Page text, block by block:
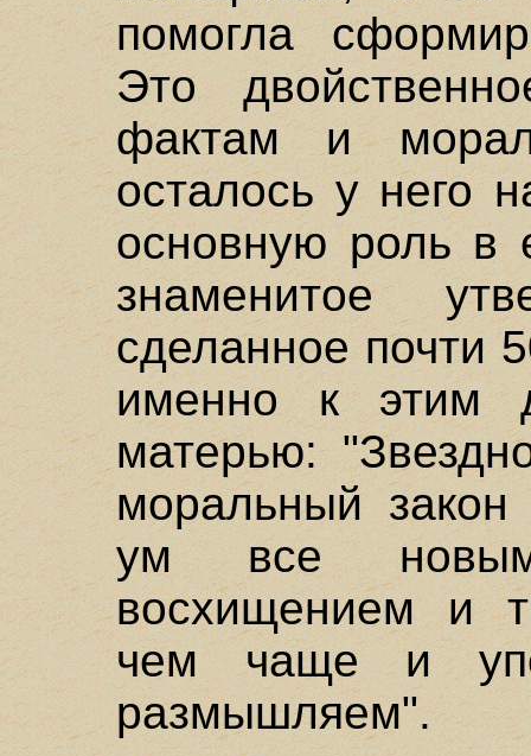
помогла
Это
фактам и
осталось у него
основную роль в
знаменитое
сделанное почти
именно к этим
матерью:
моральный
ум все
восхищением и
чем чаще и
размышляем".